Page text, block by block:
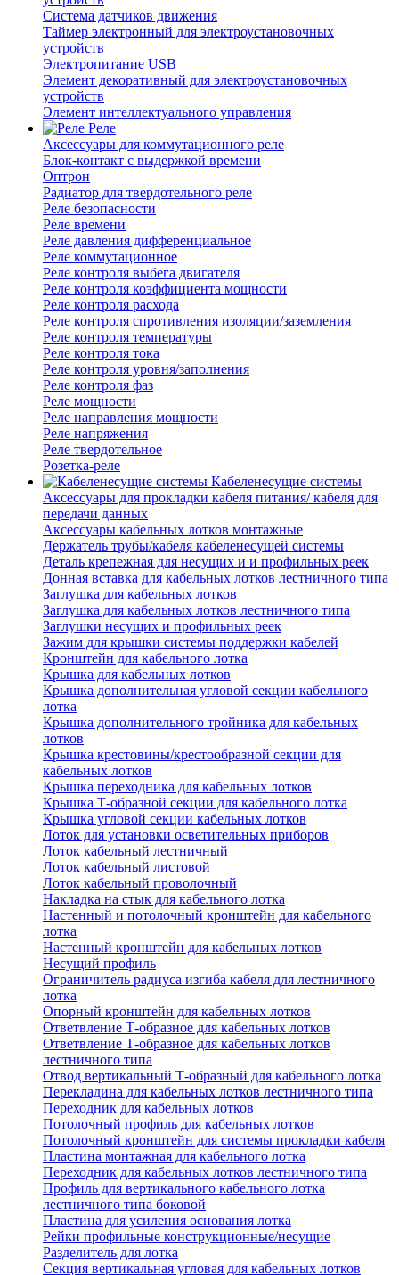
Система датчиков движения
Таймер электронный для электроустановочных
устройств
Электропитание USB
Элемент декоративный для электроустановочных
устройств
Элемент интеллектуального управления
Реле
Аксессуары для коммутационного реле
Блок-контакт с выдержкой времени
Оптрон
Радиатор для твердотельного реле
Реле безопасности
Реле времени
Реле давления дифференциальное
Реле коммутационное
Реле контроля выбега двигателя
Реле контроля коэффициента мощности
Реле контроля расхода
Реле контроля спротивления изоляции/заземления
Реле контроля температуры
Реле контроля тока
Реле контроля уровня/заполнения
Реле контроля фаз
Реле мощности
Реле направления мощности
Реле напряжения
Реле твердотельное
Розетка-реле
Кабеленесущие системы
Аксессуары для прокладки кабеля питания/ кабеля для
передачи данных
Аксессуары кабельных лотков монтажные
Держатель трубы/кабеля кабеленесущей системы
Деталь крепежная для несущих и и профильных реек
Донная вставка для кабельных лотков лестничного типа
Заглушка для кабельных лотков
Заглушка для кабельных лотков лестничного типа
Заглушки несущих и профильных реек
Зажим для крышки системы поддержки кабелей
Кронштейн для кабельного лотка
Крышка для кабельных лотков
Крышка дополнительная угловой секции кабельного
лотка
Крышка дополнительного тройника для кабельных
лотков
Крышка крестовины/крестообразной секции для
кабельных лотков
Крышка переходника для кабельных лотков
Крышка Т-образной секции для кабельного лотка
Крышка угловой секции кабельных лотков
Лоток для установки осветительных приборов
Лоток кабельный лестничный
Лоток кабельный листовой
Лоток кабельный проволочный
Накладка на стык для кабельного лотка
Настенный и потолочный кронштейн для кабельного
лотка
Настенный кронштейн для кабельных лотков
Несущий профиль
Ограничитель радиуса изгиба кабеля для лестничного
лотка
Опорный кронштейн для кабельных лотков
Ответвление Т-образное для кабельных лотков
Ответвление Т-образное для кабельных лотков
лестничного типа
Отвод вертикальный Т-образный для кабельного лотка
Перекладина для кабельных лотков лестничного типа
Переходник для кабельных лотков
Потолочный профиль для кабельных лотков
Потолочный кронштейн для системы прокладки кабеля
Пластина монтажная для кабельного лотка
Переходник для кабельных лотков лестничного типа
Профиль для вертикального кабельного лотка
лестничного типа боковой
Пластина для усиления основания лотка
Рейки профильные конструкционные/несущие
Разделитель для лотка
Секция вертикальная угловая для кабельных лотков